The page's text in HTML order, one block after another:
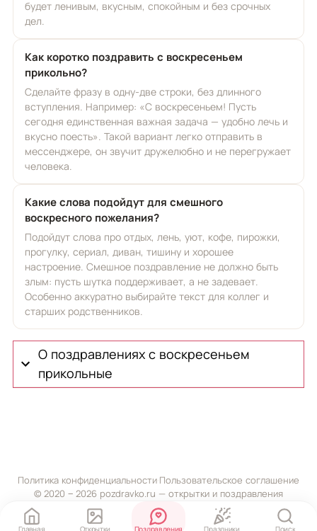
будет ленивым, вкусным, спокойным и без срочных
дел.
Как коротко поздравить с воскресеньем
прикольно?
Сделайте фразу в одну-две строки, без длинного
вступления. Например: «С воскресеньем! Пусть
сегодня единственная важная задача — удобно лечь и
вкусно поесть». Такой вариант легко отправить в
мессенджере, он звучит дружелюбно и не перегружает
человека.
Какие слова подойдут для смешного
воскресного пожелания?
Подойдут слова про отдых, лень, уют, кофе, пирожки,
прогулку, сериал, диван, тишину и хорошее
настроение. Смешное поздравление не должно быть
злым: пусть шутка поддерживает, а не задевает.
Особенно аккуратно выбирайте текст для коллег и
старших родственников.
О поздравлениях с воскресеньем
прикольные
Политика конфиденциальности Пользовательское соглашение
© 2020 ‒ 2026 pozdravko.ru — открытки и поздравления
Главная Открытки Поздравления Праздники Поиск